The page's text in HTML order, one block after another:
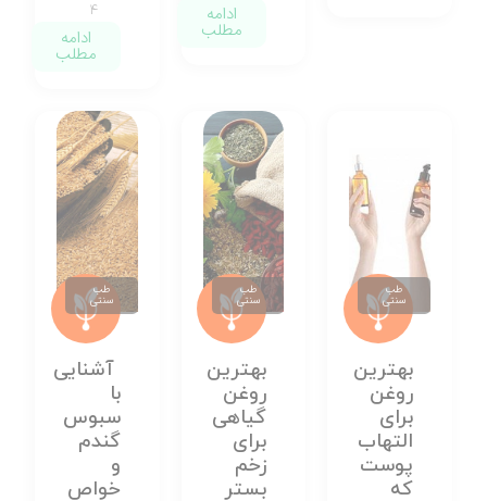
ادامه
مطلب
۴
ادامه
مطلب
طب
سنتی
بهترین
روغن
برای
التهاب
پوست
که
طب
سنتی
بهترین
روغن
گیاهی
برای
زخم
بستر
طب
سنتی
آشنایی
با
سبوس
گندم
و
خواص